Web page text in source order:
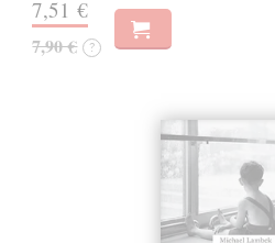
7,51 €
7,90 € ?